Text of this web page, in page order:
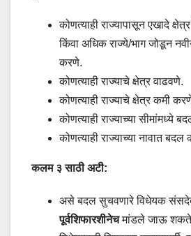
कोणत्याही राज्यापासून एखादे
किंवा अधिक राज्ये/भाग जोडून नवीन
करणे.
कोणत्याही राज्याचे क्षेत्र वाढवणे.
कोणत्याही राज्याचे क्षेत्र कमी
कोणत्याही राज्याच्या सीमांमध्ये
कोणत्याही राज्याच्या नावात बदल
कलम ३ साठी अटी:
असे बदल सुचवणारे विधेयक
पूर्वशिफारशीनेचमांडले जाऊ